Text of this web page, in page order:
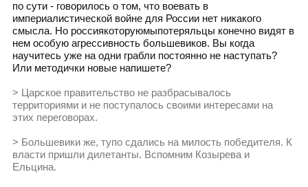
по сути - говорилось о том, что воевать в
империалистической войне для России нет никакого
смысла. Но россиякоторуюмыпотеряльцы конечно видят в
нем особую агрессивность большевиков. Вы когда
научитесь уже на одни грабли постоянно не наступать?
Или методички новые напишете?
> Царское правительство не разбрасывалось
территориями и не поступалось своими интересами на
этих переговорах.
> Большевики же, тупо сдались на милость победителя. К
власти пришли дилетанты. Вспомним Козырева и
Ельцина.